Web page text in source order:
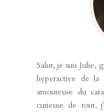
Salut, je suis Julie,
hyperactive de la
amoureuse du
curieuse de tout,